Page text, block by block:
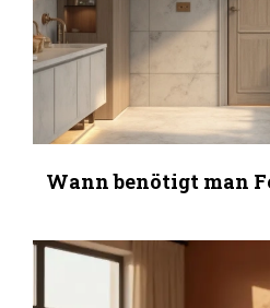
Wann benötigt man